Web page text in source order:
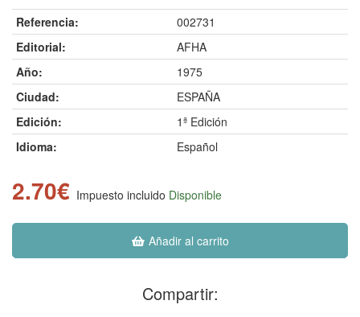
Referencia:
002731
Editorial:
AFHA
Año:
1975
Ciudad:
ESPAÑA
Edición:
1ª Edición
Idioma:
Español
2.70€ Impuesto incluido Disponible
Añadir al carrito
Compartir: